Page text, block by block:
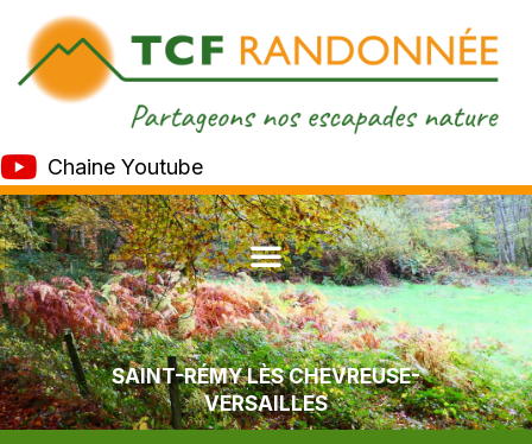
Chaine Youtube
SAINT-RÉMY LÈS CHEVREUSE-
VERSAILLES